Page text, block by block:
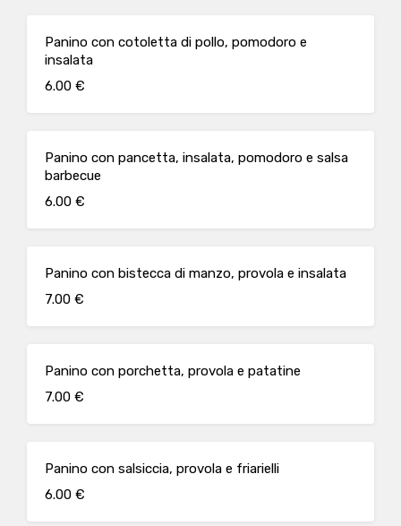
Panino con cotoletta di pollo, pomodoro e
insalata
6.00 €
Panino con pancetta, insalata, pomodoro e salsa
barbecue
6.00 €
Panino con bistecca di manzo, provola e insalata
7.00 €
Panino con porchetta, provola e patatine
7.00 €
Panino con salsiccia, provola e friarielli
6.00 €